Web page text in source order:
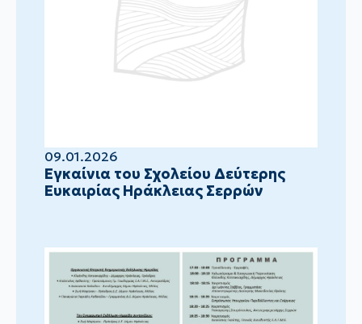
09.01.2026
Eγκαίνια του Σχολείου Δεύτερης
Ευκαιρίας Ηράκλειας Σερρών